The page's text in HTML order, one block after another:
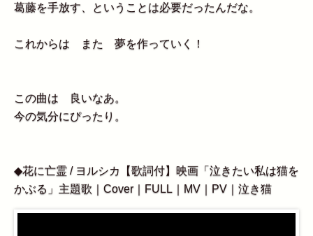
葛藤を手放す、ということは必要だったんだな。
これからは また 夢を作っていく！
この曲は 良いなあ。
今の気分にぴったり。
◆花に亡霊 / ヨルシカ【歌詞付】映画「泣きたい私は猫を
かぶる」主題歌｜Cover｜FULL｜MV｜PV｜泣き猫